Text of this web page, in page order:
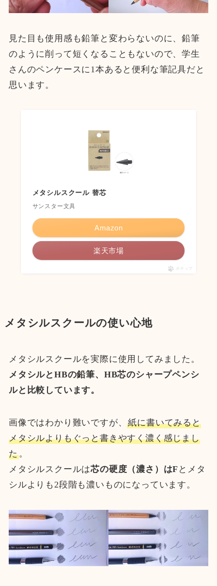
見た目も使用感も鉛筆と変わらないのに、鉛筆
のように削って短くなることもないので、学生
さんのペンケースに1本あると便利な筆記具だと
思います。
メタシルスクール 替芯
サンスター文具
Amazon
楽天市場
ポチップ
メタシルスクールの使い心地
メタシルスクールを実際に使用してみました。
メタシルとHBの鉛筆、HB芯のシャープペンシ
ルと比較しています。
画像ではわかり難いですが、紙に書いてみると
メタシルよりもぐっと書きやすく濃く感じまし
た。
メタシルスクールは芯の硬度（濃さ）はF とメタ
シルよりも2段階も濃いものになっています。